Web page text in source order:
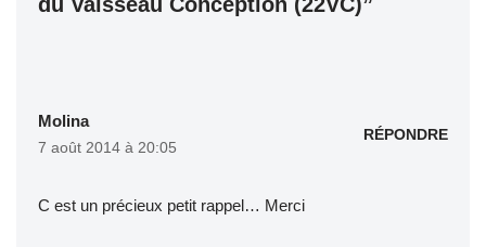
Molina
7 août 2014 à 20:05
RÉPONDRE
C est un précieux petit rappel… Merci